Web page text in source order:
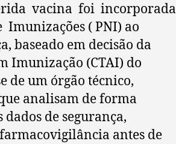
vacina foi incorporada
( PNI) ao
baseado em decisão da
Imunização (CTAI) do
de um órgão técnico,
analisam de forma
de segurança,
antes de